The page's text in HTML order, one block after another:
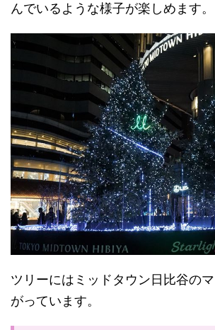
んでいるような様子が楽しめます。
ツリーにはミッドタウン日比谷の
がっています。